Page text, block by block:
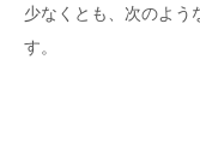
少なくとも、次のよう
す。